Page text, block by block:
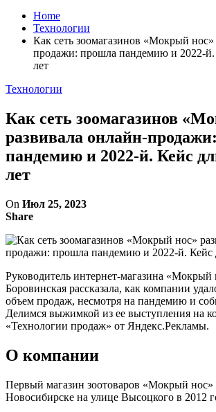
Home
Технологии
Как сеть зоомагазинов «Мокрый нос»
продажи: прошла пандемию и 2022-
лет
Технологии
Как сеть зоомагазинов
развивала онлайн-
пандемию и 2022-й. Кейс
лет
On Июл 25, 2023
Share
Руководитель интернет-магазина
Боровинская рассказала, как компании
объем продаж, несмотря на пандемию и
Делимся выжимкой из ее выступления на
«Технологии продаж» от Яндекс.Рекламы.
О компании
Первый магазин зоотоваров «Мокрый
Новосибирске на улице Высоцкого в 2012